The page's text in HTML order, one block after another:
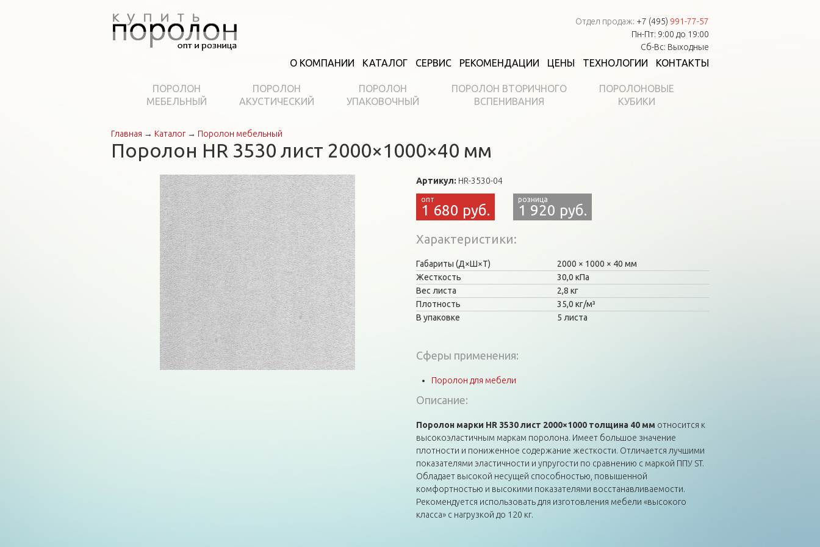
Отдел продаж: +7 (495) 991-77-57
Пн-Пт: 9:00 до 19:00
Сб-Вс: Выходные
О КОМПАНИИ КАТАЛОГ СЕРВИС РЕКОМЕНДАЦИИ ЦЕНЫ ТЕХНОЛОГИИ КОНТАКТЫ
ПОРОЛОН
МЕБЕЛЬНЫЙ
ПОРОЛОН
АКУСТИЧЕСКИЙ
ПОРОЛОН
УПАКОВОЧНЫЙ
ПОРОЛОН ВТОРИЧНОГО
ВСПЕНИВАНИЯ
ПОРОЛОНОВЫЕ
КУБИКИ
Вы здесь
Главная → Каталог→ Поролон мебельный
Поролон HR 3530 лист 2000×1000×40 мм
Артикул: HR-3530-04
1 680 руб. 1 920 руб.
Характеристики
Габариты (Д×Ш×Т) 2000 1000
40 мм
Жесткость
30,0 кПа
Вес листа
2,8 кг
Плотность
35,0 кг/м³
В упаковке
5 листа
Сферы применения:
Поролон для мебели
Описание:
Поролон марки HR 3530 лист 2000×1000 толщина 40 мм относится к
высокоэластичным маркам поролона. Имеет большое значение
плотности и пониженное содержание жесткости. Отличается лучшими
показателями эластичности и упругости по сравнению с маркой ППУ ST.
Обладает высокой несущей способностью, повышенной
комфортностью и высокими показателями восстанавливаемости.
Рекомендуется использовать для изготовления мебели «высокого
класса» с нагрузкой до 120 кг.